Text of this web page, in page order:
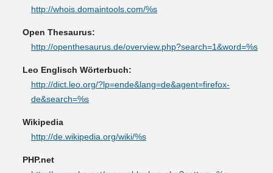
http://whois.domaintools.com/%s
Open Thesaurus:
http://openthesaurus.de/overview.php?search=1&word=%s
Leo Englisch Wörterbuch:
http://dict.leo.org/?lp=ende&lang=de&agent=firefox-
de&search=%s
Wikipedia
http://de.wikipedia.org/wiki/%s
PHP.net